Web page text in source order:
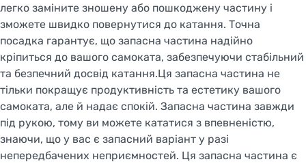
легко заміните зношену або пошкоджену частину і
зможете швидко повернутися до катання. Точна
посадка гарантує, що запасна частина надійно
кріпиться до вашого самоката, забезпечуючи стабільний
та безпечний досвід катання.Ця запасна частина не
тільки покращує продуктивність та естетику вашого
самоката, але й надає спокій. Запасна частина завжди
під рукою, тому ви можете кататися з впевненістю,
знаючи, що у вас є запасний варіант у разі
непередбачених неприємностей. Ця запасна частина є
Welcome!
Do you want to switch to the Dutch version of the
site or stay on the Ukrainian version?
SWITCH TO FACEBIKE.NL
STAY ON FACEBIKE.UA